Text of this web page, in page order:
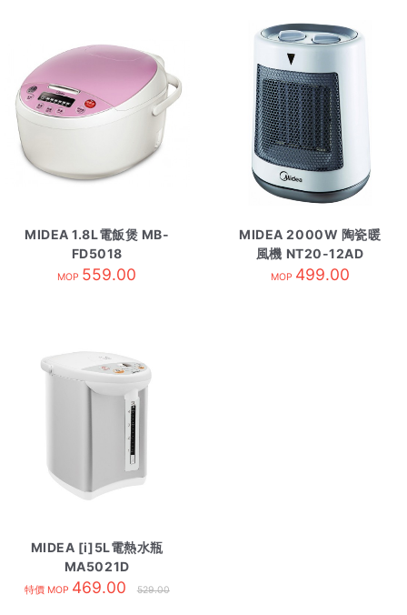
MIDEA 1.8L電飯煲 MB-
FD5018
MOP 559.00
MIDEA 2000W 陶瓷暖
風機 NT20-12AD
MOP 499.00
MIDEA [i]5L電熱水瓶
MA5021D
特價 MOP 469.00 529.00